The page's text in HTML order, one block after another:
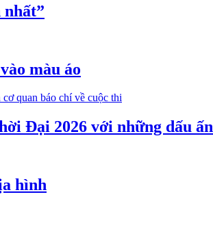
nhất”
màu áo
Đại 2026 với những dấu
hình